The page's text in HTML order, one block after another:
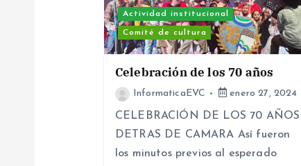
Actividad institucional
Comité de cultura
Celebración de los 70 años
InformaticaEVC enero 27, 2024
CELEBRACIÓN DE LOS 70 AÑOS
DETRAS DE CAMARA Así fueron
los minutos previos al esperado